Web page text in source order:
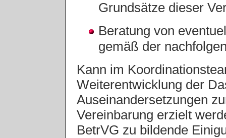
Grundsätze dieser
Beratung von
gemäß der
Kann im
Weiterentwicklung der
Auseinandersetzungen
Vereinbarung erzielt
BetrVG zu bildende